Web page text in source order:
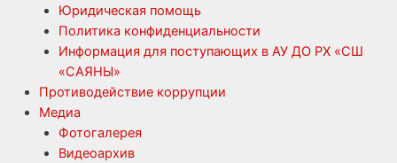
Юридическая помощь
Политика конфиденциальности
Информация для поступающих в АУ ДО РХ «СШ
«САЯНЫ»
Противодействие коррупции
Медиа
Фотогалерея
Видеоархив